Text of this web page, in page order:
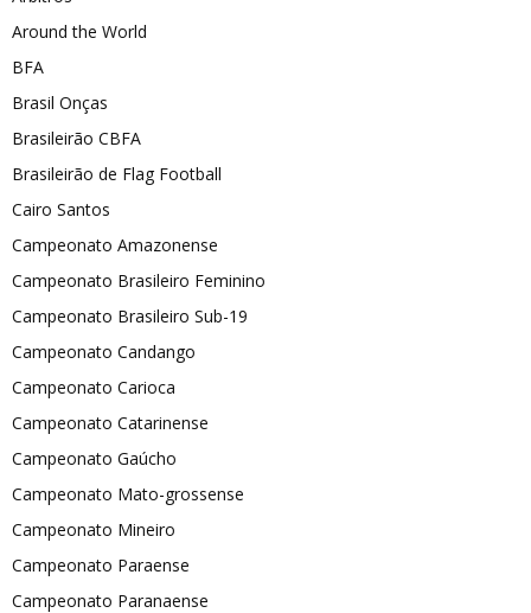
Around the World
BFA
Brasil Onças
Brasileirão CBFA
Brasileirão de Flag Football
Cairo Santos
Campeonato Amazonense
Campeonato Brasileiro Feminino
Campeonato Brasileiro Sub-19
Campeonato Candango
Campeonato Carioca
Campeonato Catarinense
Campeonato Gaúcho
Campeonato Mato-grossense
Campeonato Mineiro
Campeonato Paraense
Campeonato Paranaense